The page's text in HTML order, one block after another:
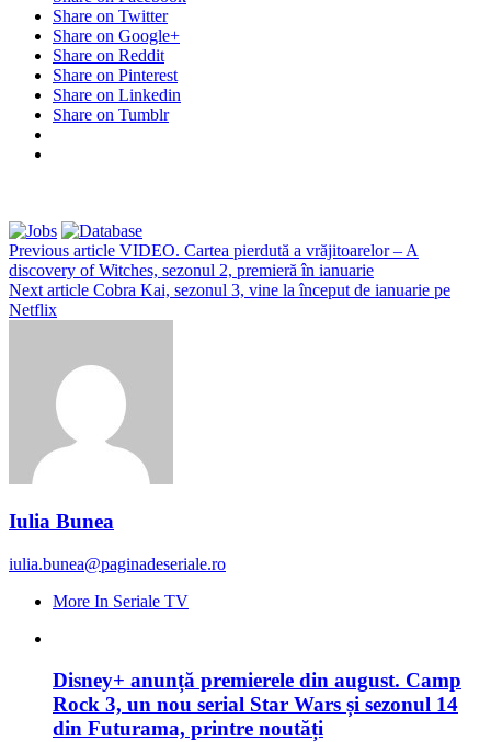
Share on Twitter
Share on Google+
Share on Reddit
Share on Pinterest
Share on Linkedin
Share on Tumblr
Previous article VIDEO. Cartea pierdută a vrăjitoarelor – A
discovery of Witches, sezonul 2, premieră în ianuarie
Next article Cobra Kai, sezonul 3, vine la început de ianuarie pe
Netflix
Iulia Bunea
iulia.bunea@paginadeseriale.ro
More In Seriale TV
Disney+ anunță premierele din august. Camp
Rock 3, un nou serial Star Wars și sezonul 14
din Futurama, printre noutăți